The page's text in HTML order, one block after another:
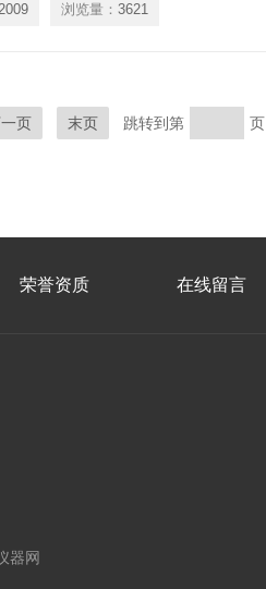
浏览量： 3621
页 末页 跳转到第 页
荣誉资质 在线留言
器网